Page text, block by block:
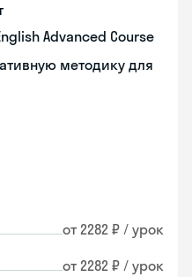
Advanced Course
методику для
от 2282 ₽ / урок
от 2282 ₽ / урок